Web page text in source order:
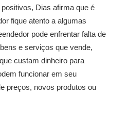
Dias afirma que é
fique atento a algumas
pode enfrentar falta de
e serviços que vende,
custam dinheiro para
funcionar em seu
preços, novos produtos ou